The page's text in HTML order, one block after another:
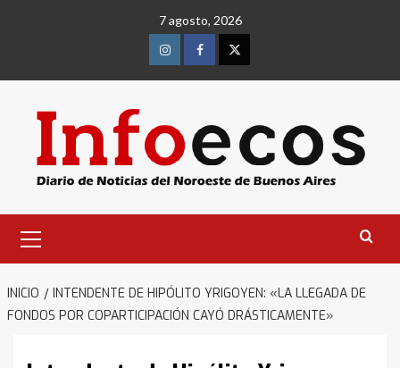
7 agosto, 2026
InstagramFacebookTwitter
primario
INICIO
INTENDENTE DE HIPÓLITO YRIGOYEN: «LA LLEGADA DE
FONDOS POR COPARTICIPACIÓN CAYÓ DRÁSTICAMENTE»